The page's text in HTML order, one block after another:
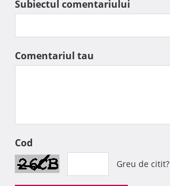
Subiectul comentariului
Comentariul tau
Cod
Greu de citit?